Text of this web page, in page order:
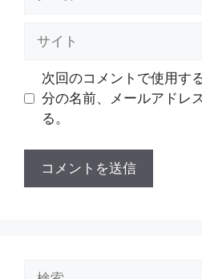
次回のコメントで使用す
分の名前、メールアドレ
る。